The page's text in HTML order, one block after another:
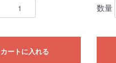
カートに入れる
数量